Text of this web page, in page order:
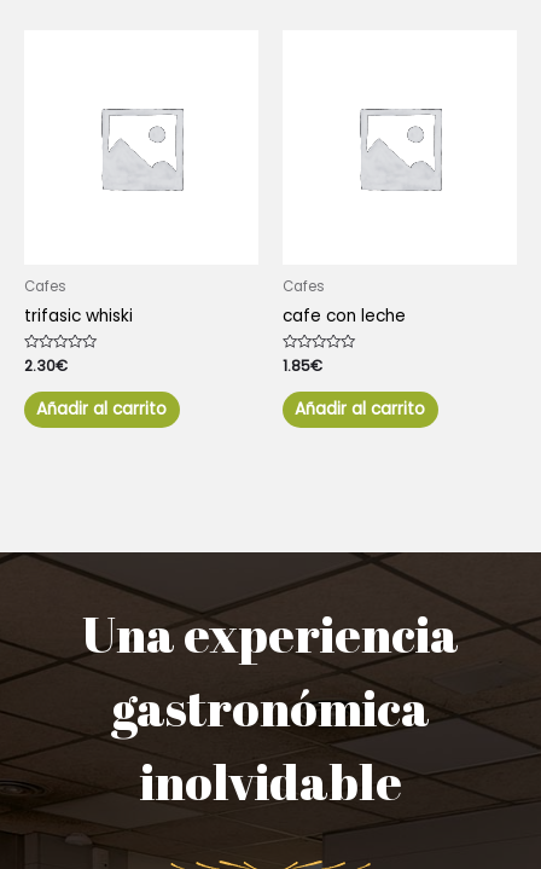
Cafes
trifasic whiski
Valorado
con
de
5
2.30€
Añadir al carrito
Cafes
cafe con leche
Valorado
con
de
5
1.85€
Añadir al carrito
Una experiencia
gastronómica
inolvidable